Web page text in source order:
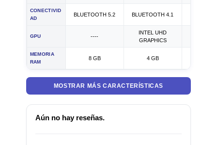
CONECTIVID
AD
BLUETOOTH 5.2 BLUETOOTH 4.1
GPU ----
INTEL UHD
GRAPHICS
MEMORIA
RAM
8 GB 4 GB
MOSTRAR MÁS CARACTERÍSTICAS
Aún no hay reseñas.